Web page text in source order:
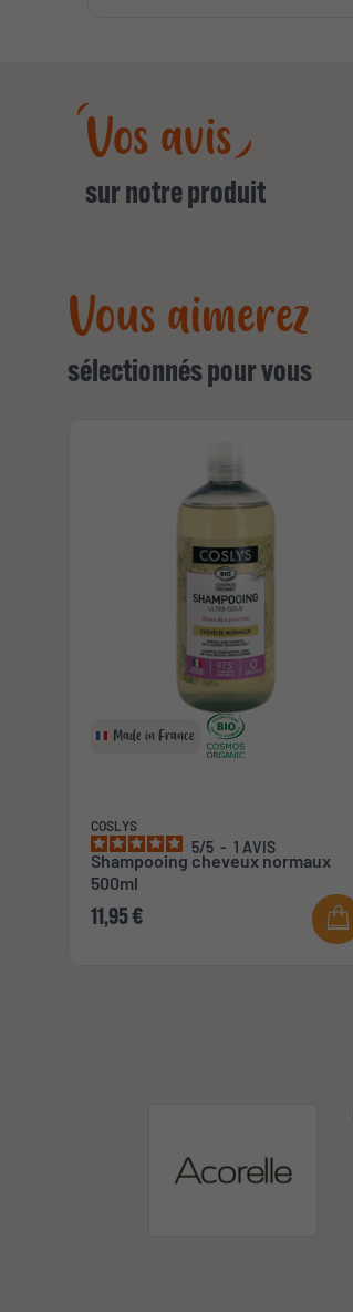
Vos avis
sur notre produit
Vous aimerez
sélectionnés pour vous
Made in France
COSLYS
5/5 - 1 AVIS
Shampooing cheveux normaux
500ml
11,95 €